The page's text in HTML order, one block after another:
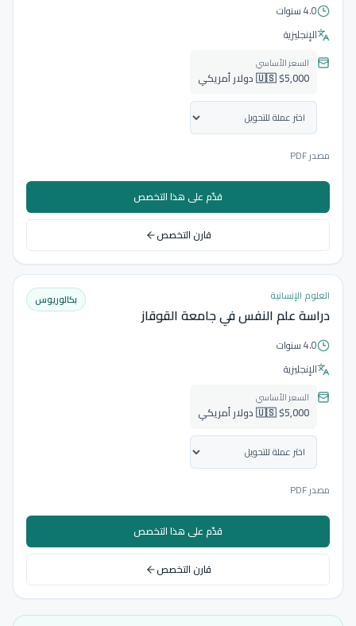
4.0 سنوات
الإنجليزية
السعر الأساسي
🇺🇸 $5,000 دولار أمريكي
مصدر PDF
قدّم على هذا التخصص
قارن التخصص
العلوم الإنسانية
دراسة علم النفس في جامعة القوقاز
بكالوريوس
4.0 سنوات
الإنجليزية
السعر الأساسي
🇺🇸 $5,000 دولار أمريكي
مصدر PDF
قدّم على هذا التخصص
قارن التخصص